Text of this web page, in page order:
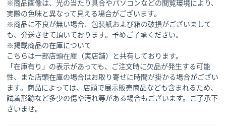
※商品画像は、光の当たり具合やパソコンなどの閲覧環境により、
実際の色味と異なって見える場合がございます。
※商品に不良が無い場合、包装紙および箱の破損がございまして
も、発送させて頂いております。予めご了承ください。
※掲載商品の在庫について
こちらは一部店頭在庫（実店舗）と共有しております。
「在庫有り」の表示があっても、ご注文時に欠品が発生する可能
性、また店頭在庫の場合はお取り寄せに時間が掛かる場合がござい
ます。商品によっては、店頭で展示販売商品なども含まれるため、
試着形跡など多少の傷や汚れ等がある場合もございます。ご了承下
さいませ。